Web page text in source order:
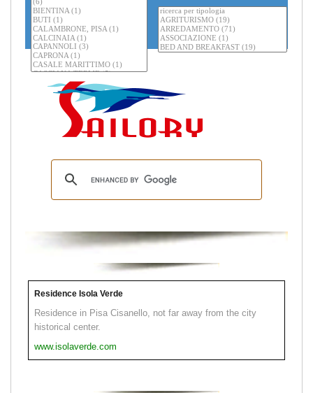
Residence Isola Verde
Residence in Pisa Cisanello, not far away from the city
historical center.
www.isolaverde.com